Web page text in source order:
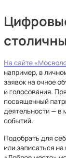
На сайте
например, в
заявок на очное
и голосования.
посвященный
деятельности — в
событий.
Подобрать для
или записаться